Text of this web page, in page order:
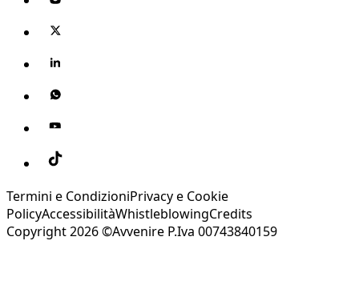
Termini e CondizioniPrivacy e Cookie
PolicyAccessibilitàWhistleblowingCredits
Copyright 2026 ©Avvenire P.Iva 00743840159